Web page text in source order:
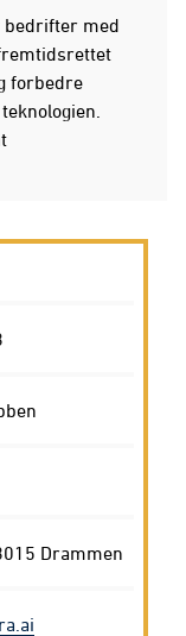
bedrifter med
forbedre
Drammen